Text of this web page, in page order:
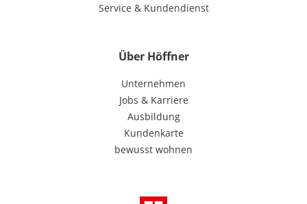
Service & Kundendienst
Über Höffner
Unternehmen
Jobs & Karriere
Ausbildung
Kundenkarte
bewusst wohnen